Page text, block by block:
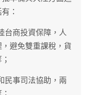
：
台商投資保障，人
避免雙重課稅，貨
民事司法協助，兩